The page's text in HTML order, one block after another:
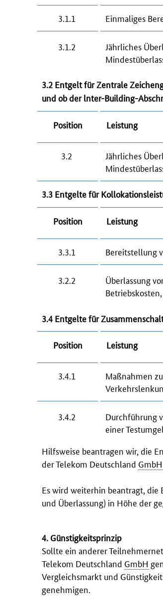
3.1.1 Einmaliges
3.1.2 Jährliches
3.2 Entgelt für Zentrale
und ob derlnter-Building-
Position Leistung
3.2
Jährliches
3.3 Entgelte für
Position Leistung
3.3.1 Bereitstellung
3.2.2
Überlassung
3.4 Entgelte für
Position Leistung
3.4.1
Maßnahmen
3.4.2
Durchführung
einer
Hilfsweise beantragen wir, die
der Telekom Deutschland GmbH
Es wird weiterhin beantragt,
und Überlassung) in Höhe der
4. Günstigkeitsprinzip
Sollte ein anderer
Telekom Deutschland GmbH
Vergleichsmarkt und
genehmigen.